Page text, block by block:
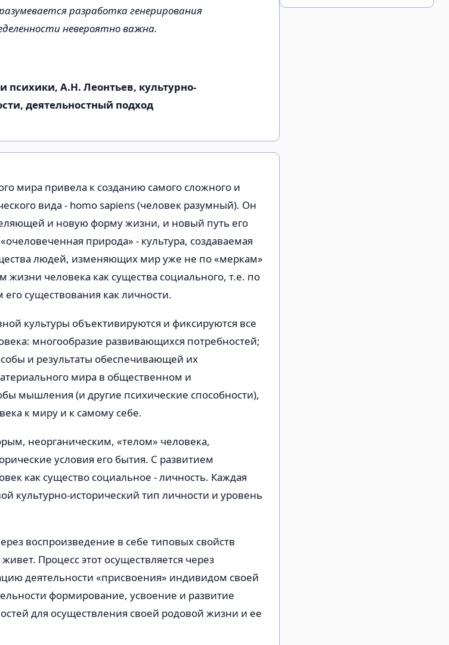
разработка генерирования
невероятно важна.
А.Н. Леонтьев, культурно-
деятельностный подход
мира привела к созданию самого сложного и
вида - homo sapiens (человек разумный). Он
и новую форму жизни, и новый путь его
природа» - культура, создаваемая
людей, изменяющих мир уже не по «меркам»
жизни человека как существа социального, т.е. по
существования как личности.
культуры объективируются и фиксируются все
многообразие развивающихся потребностей;
и результаты обеспечивающей их
мира в общественном и
мышления (и другие психические способности),
к миру и к самому себе.
неорганическим, «телом» человека,
условия его бытия. С развитием
как существо социальное - личность. Каждая
культурно-исторический тип личности и уровень
воспроизведение в себе типовых свойств
Процесс этот осуществляется через
деятельности «присвоения» индивидом своей
формирование, усвоение и развитие
для осуществления своей родовой жизни и ее